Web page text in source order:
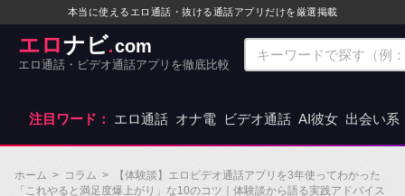
本当に使えるエロ通話・抜ける通話アプリだけを厳選掲載
エロナビ.com
エロ通話・ビデオ通話アプリを徹底比較
注目ワード： エロ通話 オナ電 ビデオ通話 AI彼女 出会い系
ホーム > コラム >
【体験談】エロビデオ通話アプリを3年使ってわかった
「これやると満足度爆上がり」な10のコツ｜体験談から語る実践アドバイス